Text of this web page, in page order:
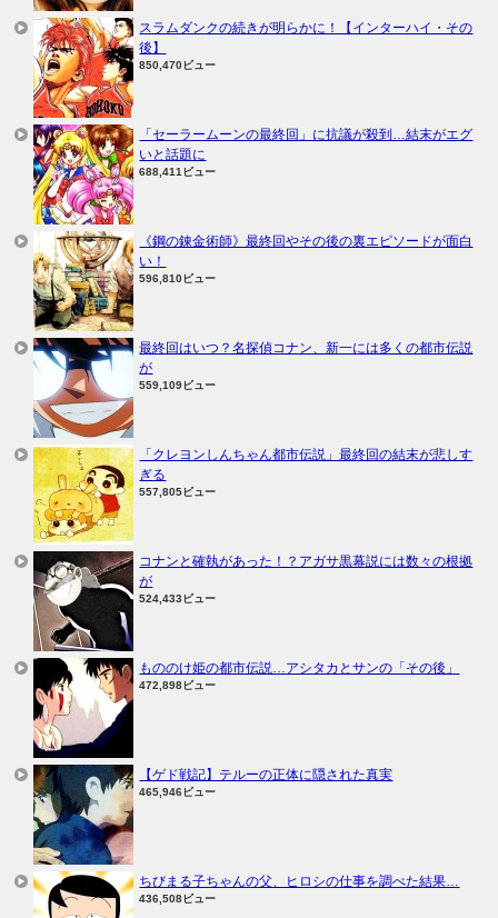
スラムダンクの続きが明らかに！【インターハイ・その
後】
850,470ビュー
「セーラームーンの最終回」に抗議が殺到…結末がエグ
いと話題に
688,411ビュー
《鋼の錬金術師》最終回やその後の裏エピソードが面白
い！
596,810ビュー
最終回はいつ？名探偵コナン、新一には多くの都市伝説
が
559,109ビュー
「クレヨンしんちゃん都市伝説」最終回の結末が悲しす
ぎる
557,805ビュー
コナンと確執があった！？アガサ黒幕説には数々の根拠
が
524,433ビュー
もののけ姫の都市伝説…アシタカとサンの「その後」
472,898ビュー
【ゲド戦記】テルーの正体に隠された真実
465,946ビュー
ちびまる子ちゃんの父、ヒロシの仕事を調べた結果…
436,508ビュー